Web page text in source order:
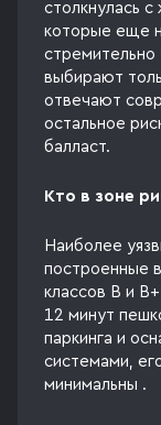
столкнулась
которые еще
выбирают
отвечают
остальное
балласт.
Кто в зоне
Наиболее
построенные
классов B и
12 минут
паркинга и
системами,
минимальны .